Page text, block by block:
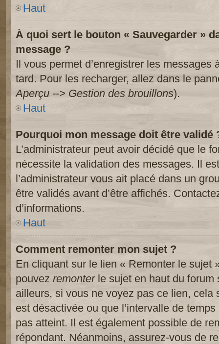
Haut
À quoi sert le bouton « Sauvegarder »
message ?
Il vous permet d’enregistrer les messages
tard. Pour les recharger, allez dans le
Aperçu --> Gestion des brouillons).
Haut
Pourquoi mon message doit être validé
L’administrateur peut avoir décidé que le
nécessite la validation des messages. Il
l’administrateur vous ait placé dans un
être validés avant d’être affichés.
d’informations.
Haut
Comment remonter mon sujet ?
En cliquant sur le lien « Remonter le sujet
pouvez remonterle sujet en haut du forum
ailleurs, si vous ne voyez pas ce lien, cela
est désactivée ou que l’intervalle de
pas atteint. Il est également possible de
répondant. Néanmoins, assurez-vous de